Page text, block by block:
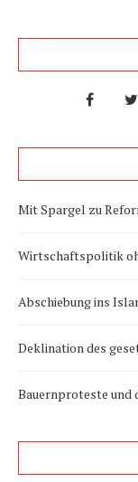
Mit Spargel zu
Wirtschaftspolitik
Abschiebung ins
Deklination des
Bauernproteste